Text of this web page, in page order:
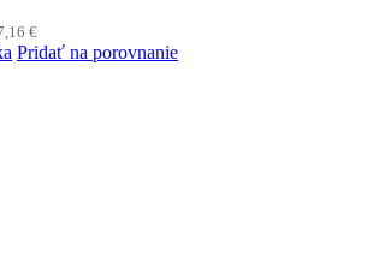
€
Pridať na porovnanie